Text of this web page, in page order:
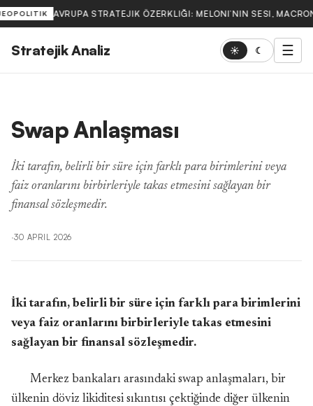
AVRUPA STRATEJIK ÖZERKLIĞI: MELONI’NIN SESI,
Stratejik Analiz ☀ ☾ ☰
Swap Anlaşması
İki tarafın, belirli bir süre için farklı para birimlerini veya
faiz oranlarını birbirleriyle takas etmesini sağlayan bir
finansal sözleşmedir.
·30 APRIL 2026
İki tarafın, belirli bir süre için farklı para birimlerini
veya faiz oranlarını birbirleriyle takas etmesini
sağlayan bir finansal sözleşmedir.
Merkez bankaları arasındaki swap anlaşmaları, bir
ülkenin döviz likiditesi sıkıntısı çektiğinde diğer ülkenin